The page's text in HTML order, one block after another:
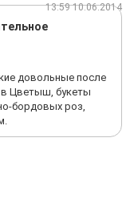
13:59 10.06.2014
довольные после
в Цветыш, букеты
бордовых роз,